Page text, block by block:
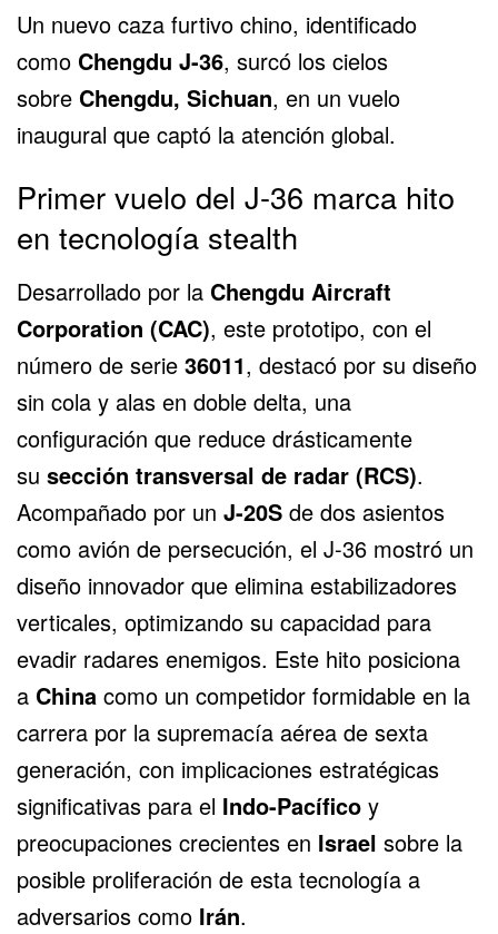
Un nuevo caza furtivo chino, identificado
como Chengdu J-36, surcó los cielos
sobre Chengdu, Sichuan, en un vuelo
inaugural que captó la atención global.
Primer vuelo del J-36 marca hito
en tecnología stealth
Desarrollado por la Chengdu Aircraft
Corporation (CAC), este prototipo, con el
número de serie 36011, destacó por su diseño
sin cola y alas en doble delta, una
configuración que reduce drásticamente
su sección transversal de radar (RCS).
Acompañado por un J-20S de dos asientos
como avión de persecución, el J-36 mostró un
diseño innovador que elimina estabilizadores
verticales, optimizando su capacidad para
evadir radares enemigos. Este hito posiciona
a China como un competidor formidable en la
carrera por la supremacía aérea de sexta
generación, con implicaciones estratégicas
significativas para el Indo-Pacífico y
preocupaciones crecientes en Israel sobre la
posible proliferación de esta tecnología a
adversarios como Irán.